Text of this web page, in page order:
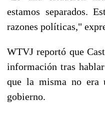
estamos separados.
razones políticas,"
WTVJ reportó que
información tras
que la misma no era
gobierno.